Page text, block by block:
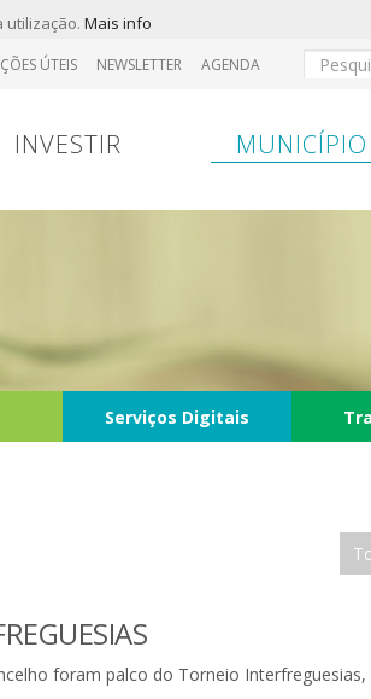
utilização. Mais info
ÚTEIS NEWSLETTER AGENDA
INVESTIR MUNICÍPIO
Serviços Digitais
foram palco do Torneio